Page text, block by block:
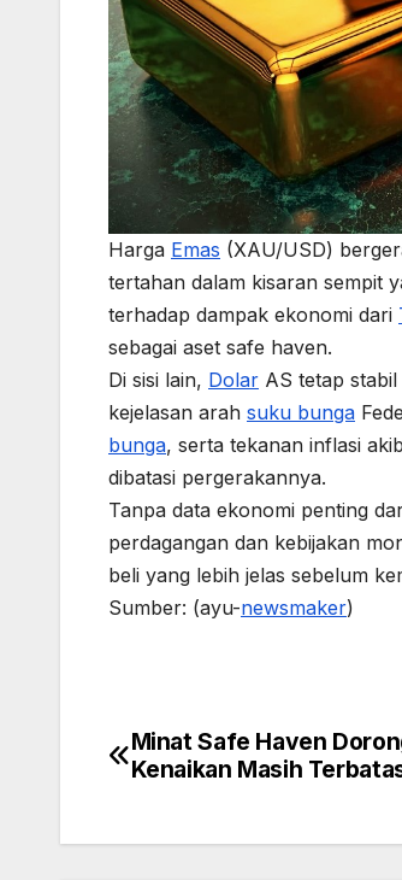
Harga Emas (XAU/USD)
tertahan dalam kisaran sempit
terhadap dampak ekonomi dari
sebagai aset safe haven.
Di sisi lain, Dolar AS tetap
kejelasan arah suku bunga
bunga, serta tekanan inflasi
dibatasi pergerakannya.
Tanpa data ekonomi penting
perdagangan dan kebijakan
beli yang lebih jelas sebelum
Sumber: (ayu-newsmaker)
Post
Minat Safe Haven
Kenaikan Masih